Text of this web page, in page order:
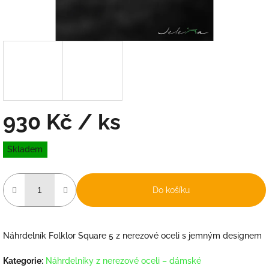
930 Kč / ks
Měrná
cena:
Skladem
Do košíku
Náhrdelník Folklor Square 5 z nerezové oceli s jemným designem
Kategorie: Náhrdelníky z nerezové oceli – dámské